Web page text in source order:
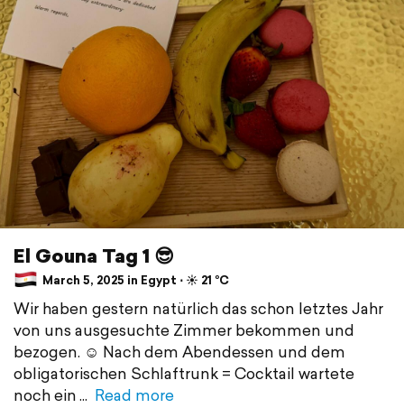
El Gouna Tag 1 😎
March 5, 2025 in Egypt ⋅ ☀️ 21 °C
Wir haben gestern natürlich das schon letztes Jahr
von uns ausgesuchte Zimmer bekommen und
bezogen. ☺️ Nach dem Abendessen und dem
obligatorischen Schlaftrunk = Cocktail wartete
noch ein
Read more